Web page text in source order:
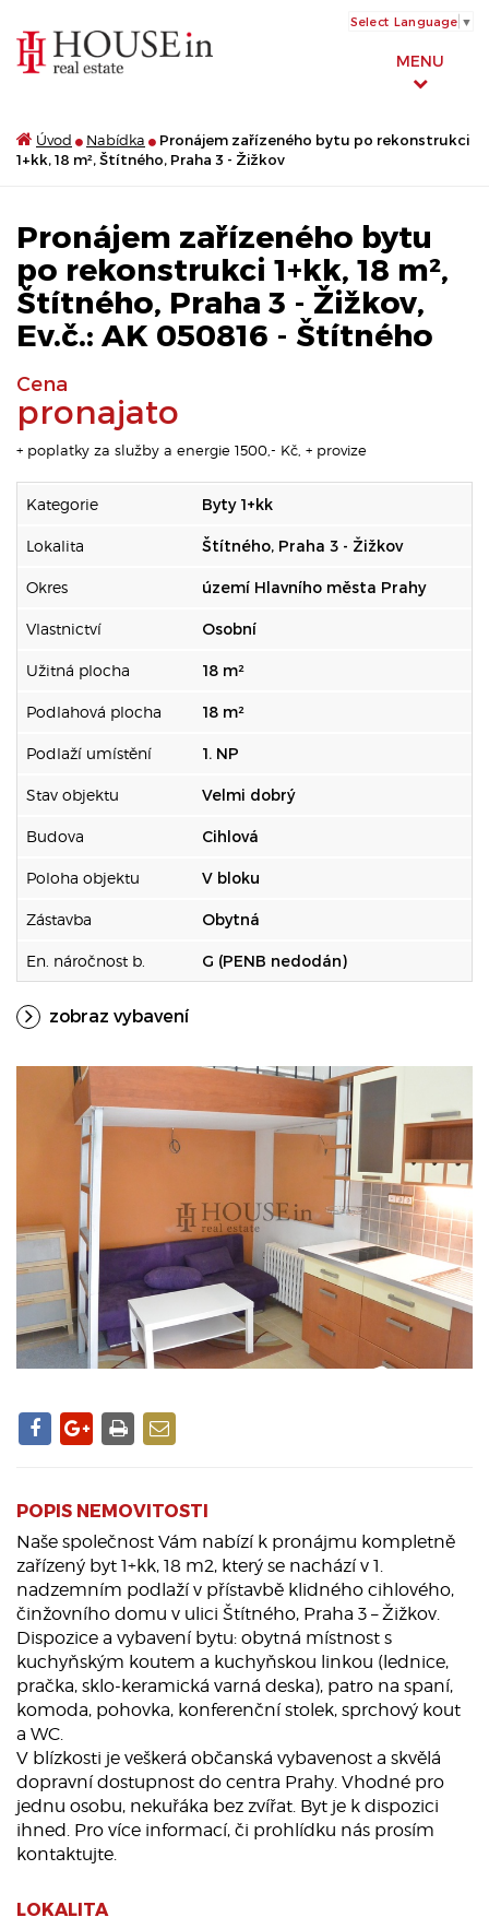
MENU
Select Language ▼
Úvod Nabídka
Pronájem zařízeného bytu po rekonstrukci
1+kk, 18 m², Štítného, Praha 3 - Žižkov
Pronájem zařízeného bytu
po rekonstrukci 1+kk, 18 m²,
Štítného, Praha 3 - Žižkov,
Ev.č.: AK 050816 - Štítného
Cena
pronajato
+ poplatky za služby a energie 1500,- Kč, + provize
Kategorie Byty 1+kk
Lokalita Štítného, Praha 3 - Žižkov
Okres území Hlavního města Prahy
Vlastnictví Osobní
Užitná plocha 18 m²
Podlahová plocha 18 m²
Podlaží umístění 1. NP
Stav objektu Velmi dobrý
Budova Cihlová
Poloha objektu V bloku
Zástavba Obytná
En. náročnost b. G (PENB nedodán)
zobraz vybavení
POPIS NEMOVITOSTI
Naše společnost Vám nabízí k pronájmu kompletně
zařízený byt 1+kk, 18 m2, který se nachází v 1.
nadzemním podlaží v přístavbě klidného cihlového,
činžovního domu v ulici Štítného, Praha 3 – Žižkov.
Dispozice a vybavení bytu: obytná místnost s
kuchyňským koutem a kuchyňskou linkou (lednice,
pračka, sklo-keramická varná deska), patro na spaní,
komoda, pohovka, konferenční stolek, sprchový kout
a WC.
V blízkosti je veškerá občanská vybavenost a skvělá
dopravní dostupnost do centra Prahy. Vhodné pro
jednu osobu, nekuřáka bez zvířat. Byt je k dispozici
ihned. Pro více informací, či prohlídku nás prosím
kontaktujte.
LOKALITA